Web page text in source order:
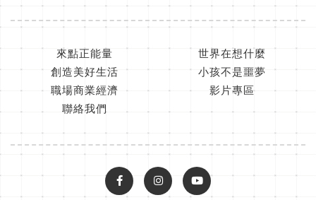
來點正能量
世界在想什麼
創造美好生活
小孩不是噩夢
職場商業經濟
影片專區
聯絡我們